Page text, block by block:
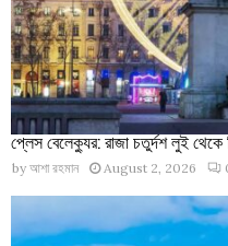
প্লেস বেলেক্যুর: রাজা চতুর্দশ লুই থেকে
by আশা রহমান August 2, 2026